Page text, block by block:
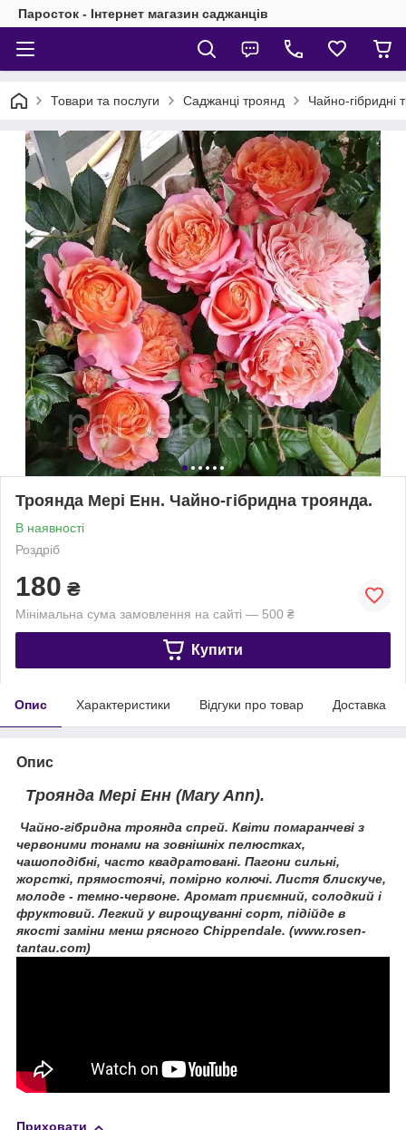
Паросток - Інтернет магазин саджанців
Товари та послуги Саджанці троянд Чайно-гібридні
Троянда Мері Енн. Чайно-гібридна троянда.
В наявності
Роздріб
180 ₴
Мінімальна сума замовлення на сайті — 500 ₴
Купити
Опис Характеристики Відгуки про товар Доставка
Опис
Троянда Мері Енн (Mary Ann).
Чайно-гібридна троянда спрей. Квіти помаранчеві з
червоними тонами на зовнішніх пелюстках,
чашоподібні, часто квадратовані. Пагони сильні,
жорсткі, прямостоячі, помірно колючі. Листя блискуче,
молоде - темно-червоне. Аромат приємний, солодкий і
фруктовий. Легкий у вирощуванні сорт, підійде в
якості заміни менш рясного Chippendale. (www.rosen-
tantau.com)
Приховати